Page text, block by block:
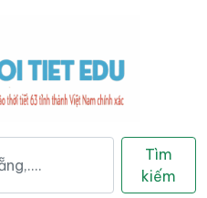
Tìm
kiếm